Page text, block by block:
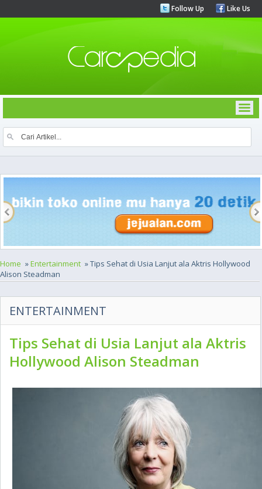
Follow Up Like Us
Home »Entertainment » Tips Sehat di Usia Lanjut ala Aktris Hollywood
Alison Steadman
ENTERTAINMENT
Tips Sehat di Usia Lanjut ala Aktris
Hollywood Alison Steadman